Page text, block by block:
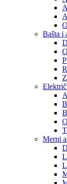
Bašta i
Merni